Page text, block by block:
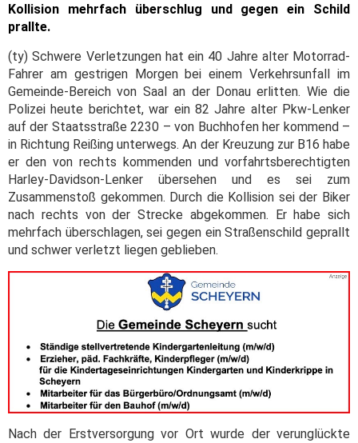
Kollision mehrfach überschlug und gegen ein Schild
prallte.
(ty) Schwere Verletzungen hat ein 40 Jahre alter Motorrad-
Fahrer am gestrigen Morgen bei einem Verkehrsunfall im
Gemeinde-Bereich von Saal an der Donau erlitten. Wie die
Polizei heute berichtet, war ein 82 Jahre alter Pkw-Lenker
auf der Staatsstraße 2230 – von Buchhofen her kommend –
in Richtung Reißing unterwegs. An der Kreuzung zur B16 habe
er den von rechts kommenden und vorfahrtsberechtigten
Harley-Davidson-Lenker übersehen und es sei zum
Zusammenstoß gekommen. Durch die Kollision sei der Biker
nach rechts von der Strecke abgekommen. Er habe sich
mehrfach überschlagen, sei gegen ein Straßenschild geprallt
und schwer verletzt liegen geblieben.
Nach der Erstversorgung vor Ort wurde der verunglückte